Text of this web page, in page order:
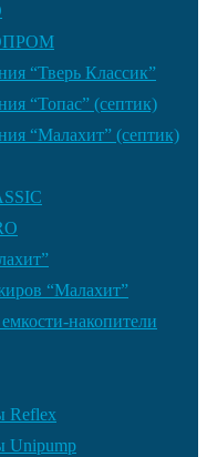
“Тверь Классик”
“Топас” (септик)
“Малахит” (септик)
“Малахит”
накопители
Reflex
Unipump